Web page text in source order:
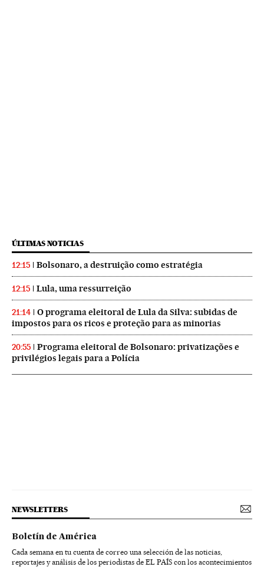
ÚLTIMAS NOTICIAS
12:15 Bolsonaro, a destruição como estratégia
12:15 Lula, uma ressurreição
21:14
O programa eleitoral de Lula da Silva: subidas de
impostos para os ricos e proteção para as minorias
20:55
Programa eleitoral de Bolsonaro: privatizações e
privilégios legais para a Polícia
NEWSLETTERS
Boletín de América
Cada semana en tu cuenta de correo una selección de las noticias,
reportajes y análisis de los periodistas de EL PAÍS con los acontecimientos